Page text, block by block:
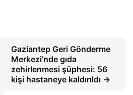
Gaziantep Geri Gönderme
Merkezi’nde gıda
zehirlenmesi şüphesi: 56
kişi hastaneye kaldırıldı →